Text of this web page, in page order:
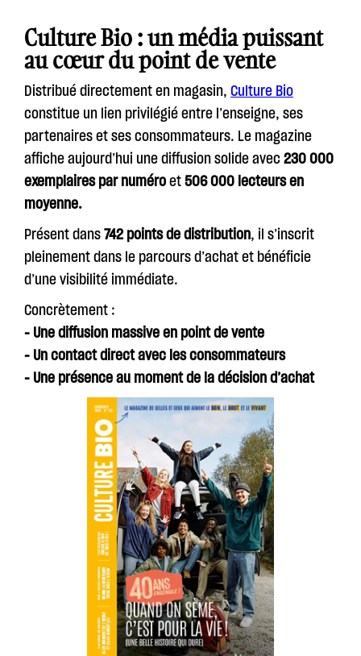
Culture Bio : un média puissant
au cœur du point de vente
Distribué directement en magasin, Culture Bio
constitue un lien privilégié entre l’enseigne, ses
partenaires et ses consommateurs. Le magazine
affiche aujourd’hui une diffusion solide avec 230 000
exemplaires par numéroet506 000 lecteurs en
moyenne.
Présent dans742 points de distribution, il s’inscrit
pleinement dans le parcours d’achat et bénéficie
d’une visibilité immédiate.
Concrètement :
- Une diffusion massive en point de vente
- Un contact direct avec les consommateurs
- Une présence au moment de la décision d’achat